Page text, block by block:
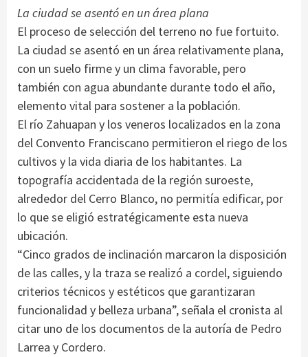
La ciudad se asentó en un área plana
El proceso de selección del terreno no fue fortuito.
La ciudad se asentó en un área relativamente plana,
con un suelo firme y un clima favorable, pero
también con agua abundante durante todo el año,
elemento vital para sostener a la población.
El río Zahuapan y los veneros localizados en la zona
del Convento Franciscano permitieron el riego de los
cultivos y la vida diaria de los habitantes. La
topografía accidentada de la región suroeste,
alrededor del Cerro Blanco, no permitía edificar, por
lo que se eligió estratégicamente esta nueva
ubicación.
“Cinco grados de inclinación marcaron la disposición
de las calles, y la traza se realizó a cordel, siguiendo
criterios técnicos y estéticos que garantizaran
funcionalidad y belleza urbana”, señala el cronista al
citar uno de los documentos de la autoría de Pedro
Larrea y Cordero.